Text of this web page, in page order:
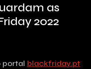
as
2022
portal blackfriday.pt